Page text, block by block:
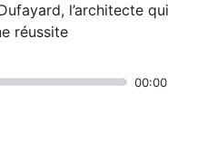
l’architecte qui
réussite
00:00